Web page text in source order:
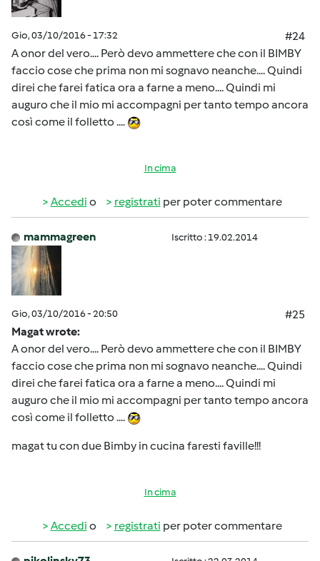
Gio, 03/10/2016 - 17:32
#24
A onor del vero.... Però devo ammettere che con il BIMBY
faccio cose che prima non mi sognavo neanche.... Quindi
direi che farei fatica ora a farne a meno.... Quindi mi
auguro che il mio mi accompagni per tanto tempo ancora
così come il folletto ....
In cima
Accedi o registrati per poter commentare
mammagreen Iscritto : 19.02.2014
Gio, 03/10/2016 - 20:50
#25
Magat wrote:
A onor del vero.... Però devo ammettere che con il BIMBY
faccio cose che prima non mi sognavo neanche.... Quindi
direi che farei fatica ora a farne a meno.... Quindi mi
auguro che il mio mi accompagni per tanto tempo ancora
così come il folletto ....
magat tu con due Bimby in cucina faresti faville!!!
In cima
Accedi o registrati per poter commentare